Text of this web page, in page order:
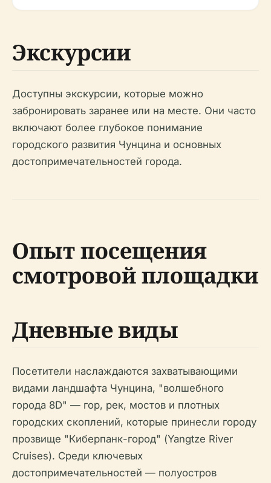
Экскурсии
Доступны экскурсии, которые можно
забронировать заранее или на месте. Они часто
включают более глубокое понимание
городского развития Чунцина и основных
достопримечательностей города.
Опыт посещения
смотровой площадки
Дневные виды
Посетители наслаждаются захватывающими
видами ландшафта Чунцина, "волшебного
города 8D" — гор, рек, мостов и плотных
городских скоплений, которые принесли городу
прозвище "Киберпанк-город" (Yangtze River
Cruises). Среди ключевых
достопримечательностей — полуостров